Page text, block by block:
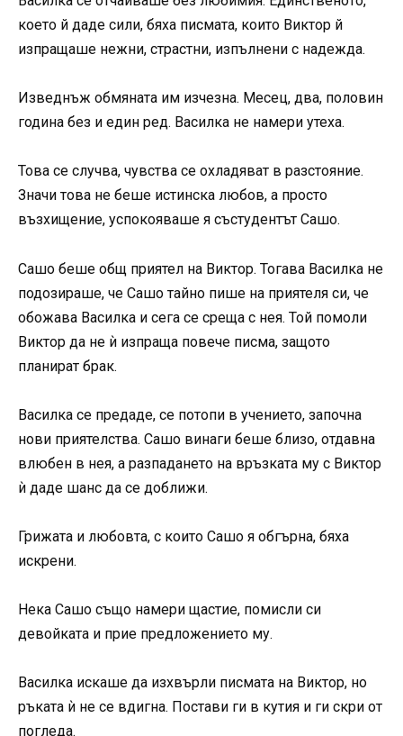
което й даде сили, бяха писмата, които Виктор й
изпращаше нежни, страстни, изпълнени с надежда.
Изведнъж обмяната им изчезна. Месец, два, половин
година без и един ред. Василка не намери утеха.
Това се случва, чувства се охладяват в разстояние.
Значи това не беше истинска любов, а просто
възхищение, успокояваше я състудентът Сашо.
Сашо беше общ приятел на Виктор. Тогава Василка не
подозираше, че Сашо тайно пише на приятеля си, че
обожава Василка и сега се среща с нея. Той помоли
Виктор да не ѝ изпраща повече писма, защото
планират брак.
Василка се предаде, се потопи в учението, започна
нови приятелства. Сашо винаги беше близо, отдавна
влюбен в нея, а разпадането на връзката му с Виктор
ѝ даде шанс да се доближи.
Грижата и любовта, с които Сашо я обгърна, бяха
искрени.
Нека Сашо също намери щастие, помисли си
девойката и прие предложението му.
Василка искаше да изхвърли писмата на Виктор, но
ръката ѝ не се вдигна. Постави ги в кутия и ги скри от
погледа.